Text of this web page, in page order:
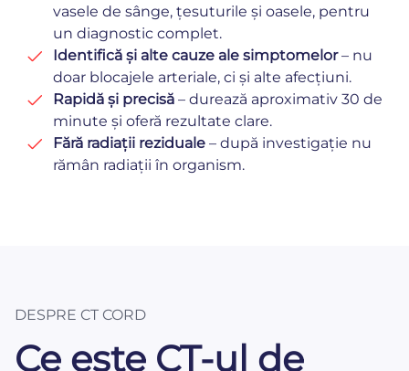
vasele de sânge, țesuturile și oasele, pentru
un diagnostic complet.
Identifică și alte cauze ale simptomelor– nu
doar blocajele arteriale, ci și alte afecțiuni.
Rapidă și precisă – durează aproximativ 30 de
minute și oferă rezultate clare.
Fără radiații reziduale – după investigație nu
rămân radiații în organism.
DESPRE CT CORD
Ce este CT-ul de